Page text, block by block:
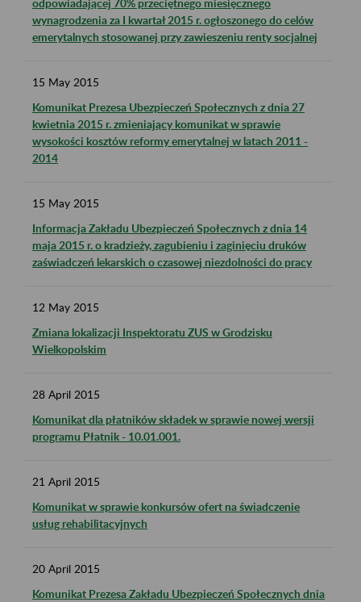
odpowiadającej 70% przeciętnego miesięcznego
wynagrodzenia za I kwartał 2015 r. ogłoszonego do celów
emerytalnych stosowanej przy zawieszeniu renty socjalnej
15 May 2015
Komunikat Prezesa Ubezpieczeń Społecznych z dnia 27
kwietnia 2015 r. zmieniający komunikat w sprawie
wysokości kosztów reformy emerytalnej w latach 2011 -
2014
15 May 2015
Informacja Zakładu Ubezpieczeń Społecznych z dnia 14
maja 2015 r. o kradzieży, zagubieniu i zaginięciu druków
zaświadczeń lekarskich o czasowej niezdolności do pracy
12 May 2015
Zmiana lokalizacji Inspektoratu ZUS w Grodzisku
Wielkopolskim
28 April 2015
Komunikat dla płatników składek w sprawie nowej wersji
programu Płatnik - 10.01.001.
21 April 2015
Komunikat w sprawie konkursów ofert na świadczenie
usług rehabilitacyjnych
20 April 2015
Komunikat Prezesa Zakładu Ubezpieczeń Społecznych dnia